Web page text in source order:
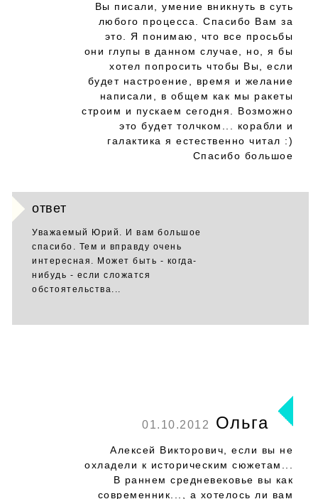
Вы писали, умение вникнуть в суть
любого процесса. Спасибо Вам за
это. Я понимаю, что все просьбы
они глупы в данном случае, но, я бы
хотел попросить чтобы Вы, если
будет настроение, время и желание
написали, в общем как мы ракеты
строим и пускаем сегодня. Возможно
это будет толчком... корабли и
галактика я естественно читал :)
Спасибо большое
ответ
Уважаемый Юрий. И вам большое
спасибо. Тем и вправду очень
интересная. Может быть - когда-
нибудь - если сложатся
обстоятельства...
01.10.2012 Ольга
Алексей Викторович, если вы не
охладели к историческим сюжетам...
В раннем средневековье вы как
современник..., а хотелось ли вам